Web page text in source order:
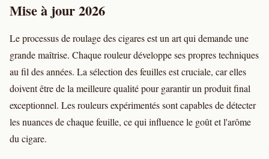
Mise à jour 2026
Le processus de roulage des cigares est un art qui demande une
grande maîtrise. Chaque rouleur développe ses propres techniques
au fil des années. La sélection des feuilles est cruciale, car elles
doivent être de la meilleure qualité pour garantir un produit final
exceptionnel. Les rouleurs expérimentés sont capables de détecter
les nuances de chaque feuille, ce qui influence le goût et l'arôme
du cigare.